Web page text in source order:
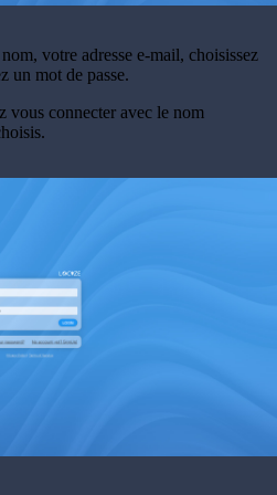
votre adresse e-mail, choisissez
un mot de passe.
connecter avec le nom